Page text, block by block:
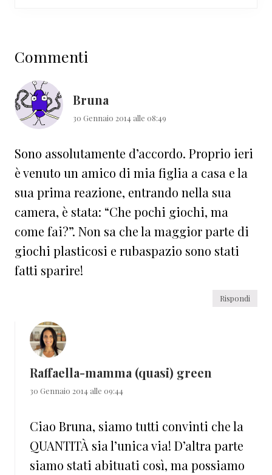
del
lettore
Commenti
Bruna
30 Gennaio 2014 alle 08:49
Sono assolutamente d’accordo. Proprio ieri
è venuto un amico di mia figlia a casa e la
sua prima reazione, entrando nella sua
camera, è stata: “Che pochi giochi, ma
come fai?”. Non sa che la maggior parte di
giochi plasticosi e rubaspazio sono stati
fatti sparire!
Rispondi
Raffaella-mamma (quasi) green
30 Gennaio 2014 alle 09:44
Ciao Bruna, siamo tutti convinti che la
QUANTITÀ sia l’unica via! D’altra parte
siamo stati abituati così, ma possiamo